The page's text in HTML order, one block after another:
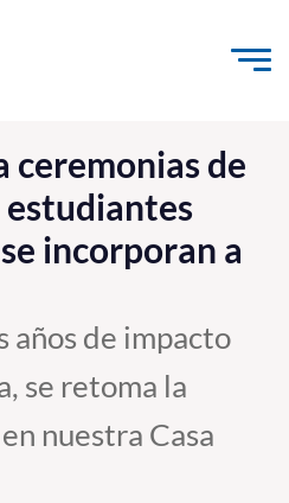
contenido
Innovación
ceremonias de
incorporan a
años de impacto
se retoma la
nuestra Casa